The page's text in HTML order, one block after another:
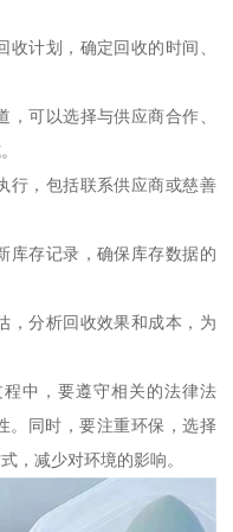
计划，确定回收的时间、
可以选择与供应商合作、
行，包括联系供应商或慈善
库存记录，确保库存数据的
，分析回收效果和成本，为
中，要遵守相关的法律法
。同时，要注重环保，选择
，减少对环境的影响。